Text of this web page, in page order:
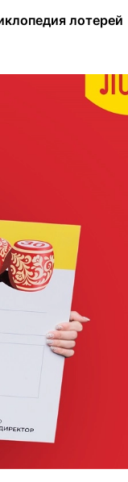
лотерей